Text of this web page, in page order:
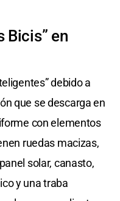
Bicis” en
debido a
que se descarga en
con elementos
ruedas macizas,
solar, canasto,
y una traba